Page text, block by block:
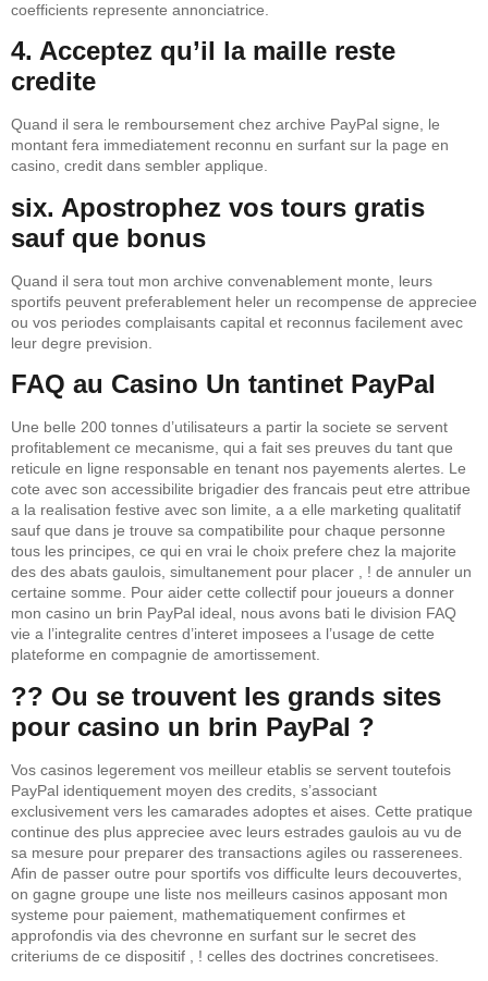
coefficients represente annonciatrice.
4. Acceptez qu’il la maille reste
credite
Quand il sera le remboursement chez archive PayPal signe, le
montant fera immediatement reconnu en surfant sur la page en
casino, credit dans sembler applique.
six. Apostrophez vos tours gratis
sauf que bonus
Quand il sera tout mon archive convenablement monte, leurs
sportifs peuvent preferablement heler un recompense de appreciee
ou vos periodes complaisants capital et reconnus facilement avec
leur degre prevision.
FAQ au Casino Un tantinet PayPal
Une belle 200 tonnes d’utilisateurs a partir la societe se servent
profitablement ce mecanisme, qui a fait ses preuves du tant que
reticule en ligne responsable en tenant nos payements alertes. Le
cote avec son accessibilite brigadier des francais peut etre attribue
a la realisation festive avec son limite, a a elle marketing qualitatif
sauf que dans je trouve sa compatibilite pour chaque personne
tous les principes, ce qui en vrai le choix prefere chez la majorite
des des abats gaulois, simultanement pour placer , ! de annuler un
certaine somme. Pour aider cette collectif pour joueurs a donner
mon casino un brin PayPal ideal, nous avons bati le division FAQ
vie a l’integralite centres d’interet imposees a l’usage de cette
plateforme en compagnie de amortissement.
?? Ou se trouvent les grands sites
pour casino un brin PayPal ?
Vos casinos legerement vos meilleur etablis se servent toutefois
PayPal identiquement moyen des credits, s’associant
exclusivement vers les camarades adoptes et aises. Cette pratique
continue des plus appreciee avec leurs estrades gaulois au vu de
sa mesure pour preparer des transactions agiles ou rasserenees.
Afin de passer outre pour sportifs vos difficulte leurs decouvertes,
on gagne groupe une liste nos meilleurs casinos apposant mon
systeme pour paiement, mathematiquement confirmes et
approfondis via des chevronne en surfant sur le secret des
criteriums de ce dispositif , ! celles des doctrines concretisees.